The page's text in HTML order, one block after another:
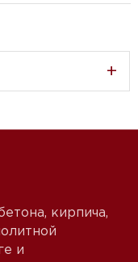
кирпича,
и